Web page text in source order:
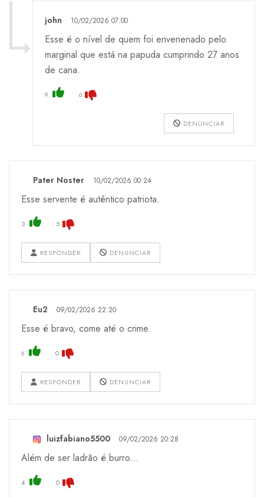
john 10/02/2026 07:00
Esse é o nível de quem foi envenenado pelo
marginal que está na papuda cumprindo 27 anos
de cana.
9 6
DENUNCIAR
Pater Noster 10/02/2026 00:24
Esse servente é autêntico patriota.
3 5
RESPONDER DENUNCIAR
Eu2 09/02/2026 22:20
Esse é bravo, come até o crime.
6 0
RESPONDER DENUNCIAR
luizfabiano5500 09/02/2026 20:28
Além de ser ladrão é burro...
4 0